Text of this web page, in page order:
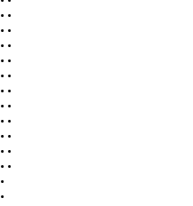
• •
• •
• •
• •
• •
• •
• •
• •
• •
• •
• •
•
•